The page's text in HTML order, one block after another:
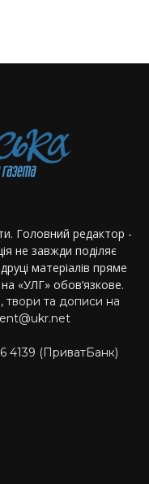
Головний редактор -
не завжди поділяє
матеріалів пряме
на «УЛГ» обов’язкове.
твори та дописи на
4139 (ПриватБанк)